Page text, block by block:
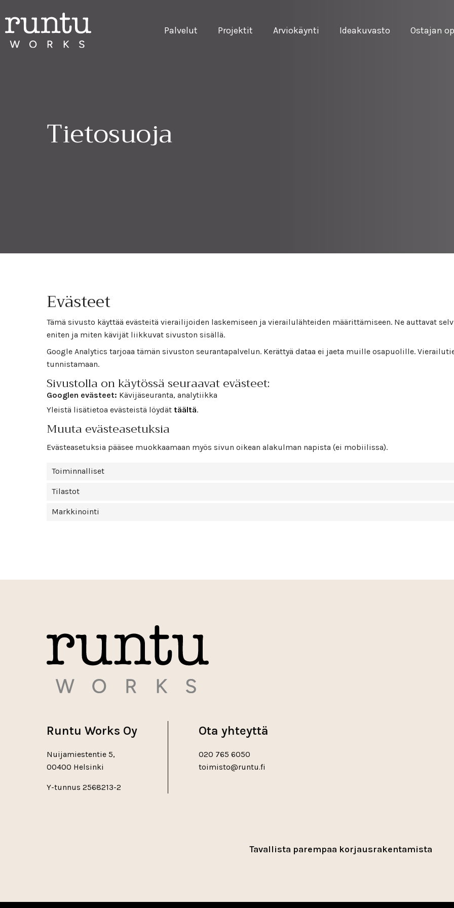
Palvelut Projektit Arviokäynti Ideakuvasto Ostajan
Tietosuoja
Evästeet
Tämä sivusto käyttää evästeitä vierailijoiden laskemiseen ja vierailulähteiden määrittämiseen. Ne auttavat
eniten ja miten kävijät liikkuvat sivuston sisällä.
Google Analytics tarjoaa tämän sivuston seurantapalvelun. Kerättyä dataa ei jaeta muille osapuolille.
tunnistamaan.
Sivustolla on käytössä seuraavat evästeet:
Googlen evästeet: Kävijäseuranta, analytiikka
Yleistä lisätietoa evästeistä löydät täältä.
Muuta evästeasetuksia
Evästeasetuksia pääsee muokkaamaan myös sivun oikean alakulman napista (ei mobiilissa).
Toiminnalliset
Tilastot
Markkinointi
Runtu Works Oy
Nuijamiestentie 5,
00400 Helsinki
Y-tunnus 2568213-2
Ota yhteyttä
020 765 6050
toimisto@runtu.fi
Tavallista parempaa korjausrakentamista